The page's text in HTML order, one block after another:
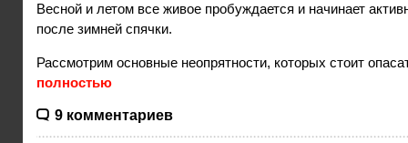
Весной и летом все живое пробуждается и начинает
после зимней спячки.
Рассмотрим основные неопрятности, которых стоит
полностью
9 комментариев